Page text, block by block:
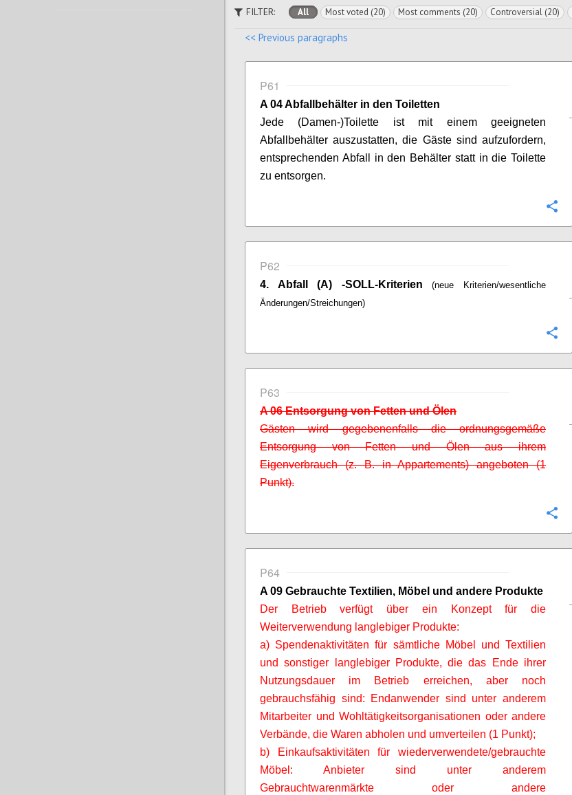
FILTER: All Most voted (20) Most comments (20) Controversial (20)
<< Previous paragraphs
P61
A 04 Abfallbehälter in den Toiletten
Jede (Damen-)Toilette ist mit einem geeigneten
Abfallbehälter auszustatten, die Gäste sind aufzufordern,
entsprechenden Abfall in den Behälter statt in die Toilette
zu entsorgen.
P62
4. Abfall (A) -SOLL-Kriterien(neue Kriterien/wesentliche
Änderungen/Streichungen)
P63
A 06 Entsorgung von Fetten und Ölen
Gästen wird gegebenenfalls die ordnungsgemäße
Entsorgung von Fetten und Ölen aus ihrem
Eigenverbrauch (z. B. in Appartements) angeboten (1
Punkt).
P64
A 09 Gebrauchte Textilien, Möbel und andere Produkte
Der Betrieb verfügt über ein Konzept für die
Weiterverwendung langlebiger Produkte:
a) Spendenaktivitäten für sämtliche Möbel und Textilien
und sonstiger langlebiger Produkte, die das Ende ihrer
Nutzungsdauer im Betrieb erreichen, aber noch
gebrauchsfähig sind: Endanwender sind unter anderem
Mitarbeiter und Wohltätigkeitsorganisationen oder andere
Verbände, die Waren abholen und umverteilen (1 Punkt);
b) Einkaufsaktivitäten für wiederverwendete/gebrauchte
Möbel: Anbieter sind unter anderem
Gebrauchtwarenmärkte oder andere